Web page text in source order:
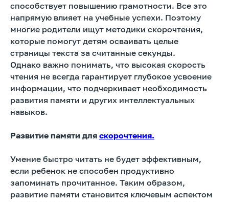
способствует повышению грамотности. Все это
напрямую влияет на учебные успехи. Поэтому
многие родители ищут методики скорочтения,
которые помогут детям осваивать целые
страницы текста за считанные секунды.
Однако важно понимать, что высокая скорость
чтения не всегда гарантирует глубокое усвоение
информации, что подчеркивает необходимость
развития памяти и других интеллектуальных
навыков.
Развитие памяти для скорочтения.
Умение быстро читать не будет эффективным,
если ребенок не способен продуктивно
запоминать прочитанное. Таким образом,
развитие памяти становится ключевым аспектом